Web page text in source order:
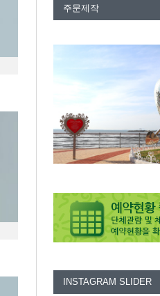
주문제작
INSTAGRAM SLIDER